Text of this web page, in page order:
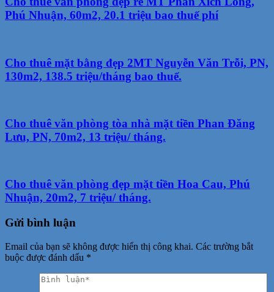
Phú Nhuận, 60m2, 20.1 triệu bao thuế phí
Cho thuê mặt bằng đẹp 2MT Nguyễn Văn Trỗi, PN,
130m2, 138.5 triệu/tháng bao thuế.
Cho thuê văn phòng tòa nhà mặt tiền Phan Đăng
Lưu, PN, 70m2, 13 triệu/ tháng.
Cho thuê văn phòng đẹp mặt tiền Hoa Cau, Phú
Nhuận, 20m2, 7 triệu/ tháng.
Gửi bình luận
Email của bạn sẽ không được hiển thị công khai. Các trường bắt
buộc được đánh dấu *